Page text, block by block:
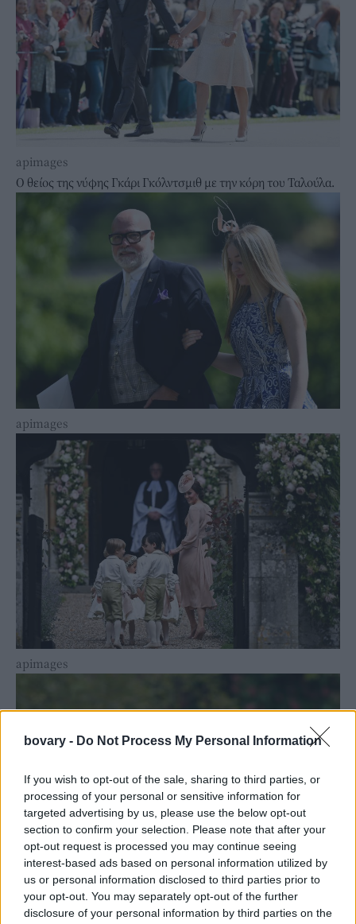
bovary - Do Not Process My Personal Information
If you wish to opt-out of the sale, sharing to third parties, or
processing of your personal or sensitive information for
targeted advertising by us, please use the below opt-out
section to confirm your selection. Please note that after your
opt-out request is processed you may continue seeing
interest-based ads based on personal information utilized by
us or personal information disclosed to third parties prior to
your opt-out. You may separately opt-out of the further
disclosure of your personal information by third parties on the
apimages
Ο θείος της νύφης Γκάρι Γκόλντσμιθ με την κόρη του Ταλούλα.
apimages
apimages